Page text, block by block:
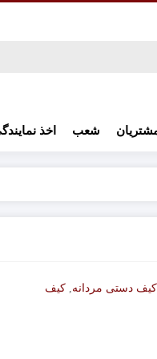
شعب اخذ
,کیف دستی مردانه ,کیف